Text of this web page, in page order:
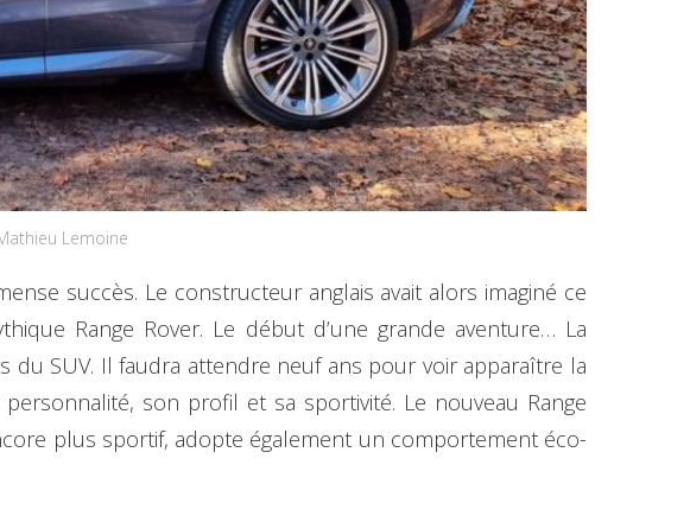
Lemoine
succès. Le constructeur anglais avait alors imaginé ce
Range Rover. Le début d’une grande aventure… La
du SUV. Il faudra attendre neuf ans pour voir apparaître la
son profil et sa sportivité. Le nouveau Range
plus sportif, adopte également un comportement éco-